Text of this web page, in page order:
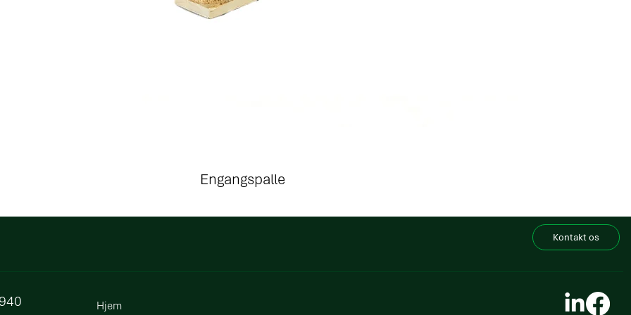
Engangspalle
Kontakt os
Hjem